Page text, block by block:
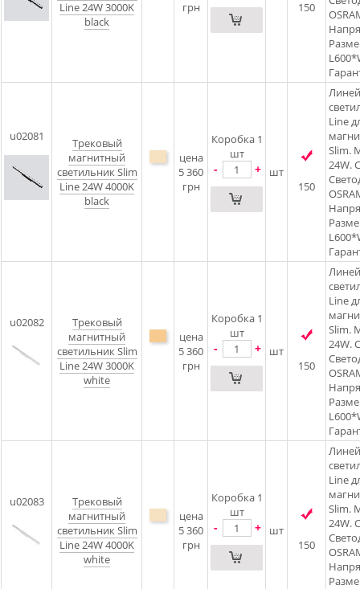
Line 24W 3000K
black
грн
150
u02081
Трековый
магнитный
светильник Slim
Line 24W 4000K
black
цена
5 360
грн
Коробка 1
шт
- +
шт
150
Line
Slim.
24W.
u02082
Трековый
магнитный
светильник Slim
Line 24W 3000K
white
цена
5 360
грн
Коробка 1
шт
- +
шт
150
Line
Slim.
24W.
u02083
Трековый
магнитный
светильник Slim
Line 24W 4000K
white
цена
5 360
грн
Коробка 1
шт
- +
шт
150
Line
Slim.
24W.